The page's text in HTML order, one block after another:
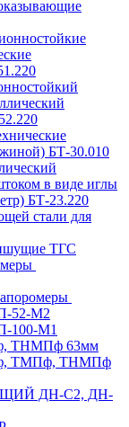
БТ-30.010
в виде иглы
БТ-23.220
стали для
ТГС
52-М2
М1
ТНМПф 63мм
ТМПф, ТНМПф
ДН-С2, ДН-